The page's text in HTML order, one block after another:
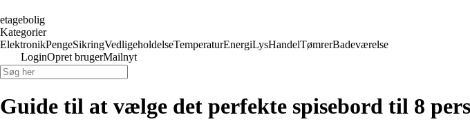
etagebolig
Kategorier
ElektronikPengeSikringVedligeholdelseTemperaturEnergiLysHandelTømrerBadeværelse
LoginOpret brugerMailnyt
Guide til at vælge det perfekte spisebord til 8